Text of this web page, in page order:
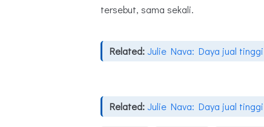
tersebut, sama sekali.
Related: Julie Nava: Daya jual
Related: Julie Nava: Daya jual